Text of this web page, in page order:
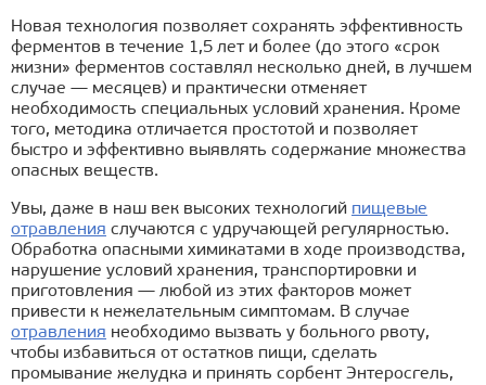
Новая технология позволяет сохранять эффективность
ферментов в течение 1,5 лет и более (до этого «срок
жизни» ферментов составлял несколько дней, в лучшем
случае — месяцев) и практически отменяет
необходимость специальных условий хранения. Кроме
того, методика отличается простотой и позволяет
быстро и эффективно выявлять содержание множества
опасных веществ.
Увы, даже в наш век высоких технологий пищевые
отравления случаются с удручающей регулярностью.
Обработка опасными химикатами в ходе производства,
нарушение условий хранения, транспортировки и
приготовления — любой из этих факторов может
привести к нежелательным симптомам. В случае
отравления необходимо вызвать у больного рвоту,
чтобы избавиться от остатков пищи, сделать
промывание желудка и принять сорбент Энтеросгель,